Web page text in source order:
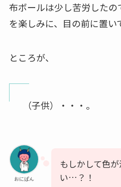
布ボールは少し苦労した
を楽しみに、目の前に置い
ところが、
（子供）・・・。
おにぱん
もしかして色
い…？！